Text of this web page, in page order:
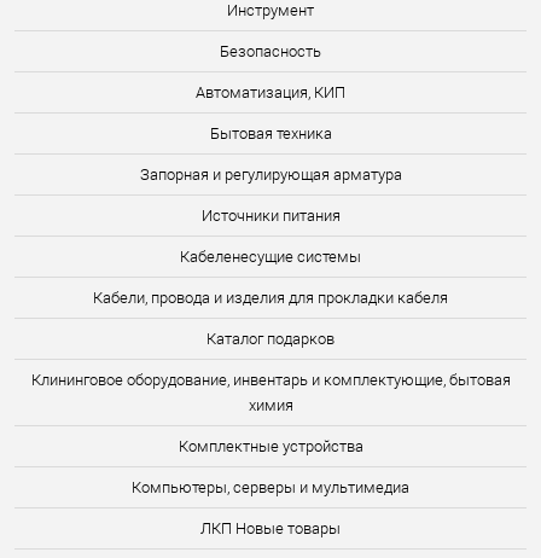
Инструмент
Безопасность
Автоматизация, КИП
Бытовая техника
Запорная и регулирующая арматура
Источники питания
Кабеленесущие системы
Кабели, провода и изделия для прокладки кабеля
Каталог подарков
Клининговое оборудование, инвентарь и комплектующие, бытовая
химия
Комплектные устройства
Компьютеры, серверы и мультимедиа
ЛКП Новые товары